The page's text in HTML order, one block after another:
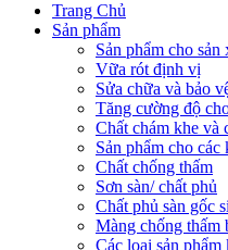
Trang Chủ
Sản phẩm
Sản phẩm cho sản
Vữa rót định vị
Sửa chữa và bảo
Tăng cường độ
Chất chám khe và
Sản phẩm cho các
Chất chống thấm
Sơn sàn/ chất phủ
Chất phủ sàn gốc
Màng chống thấm
Các loại sản phẩm